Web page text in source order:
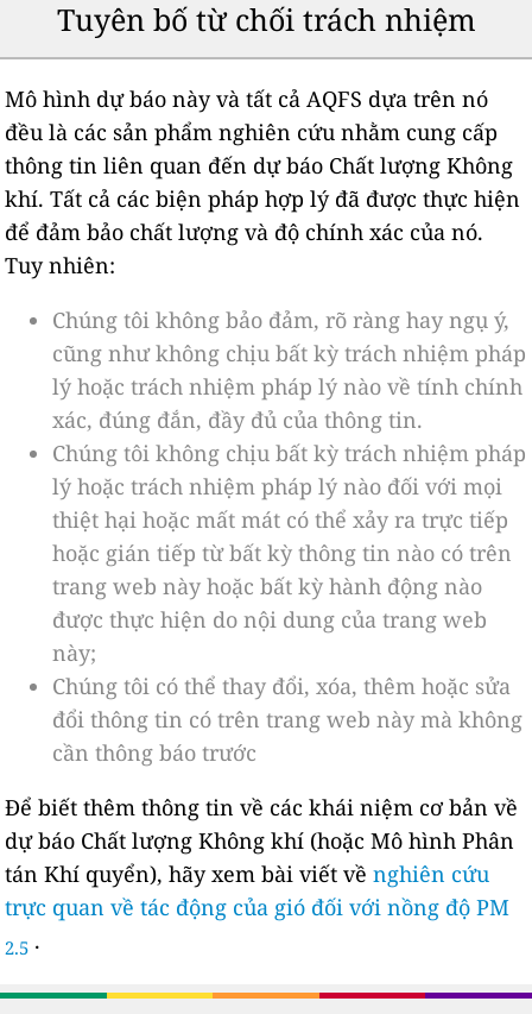
Tuyên bố từ chối trách nhiệm
Mô hình dự báo này và tất cả AQFS dựa trên nó
đều là các sản phẩm nghiên cứu nhằm cung cấp
thông tin liên quan đến dự báo Chất lượng Không
khí. Tất cả các biện pháp hợp lý đã được thực hiện
để đảm bảo chất lượng và độ chính xác của nó.
Tuy nhiên:
Chúng tôi không bảo đảm, rõ ràng hay ngụ ý,
cũng như không chịu bất kỳ trách nhiệm pháp
lý hoặc trách nhiệm pháp lý nào về tính chính
xác, đúng đắn, đầy đủ của thông tin.
Chúng tôi không chịu bất kỳ trách nhiệm pháp
lý hoặc trách nhiệm pháp lý nào đối với mọi
thiệt hại hoặc mất mát có thể xảy ra trực tiếp
hoặc gián tiếp từ bất kỳ thông tin nào có trên
trang web này hoặc bất kỳ hành động nào
được thực hiện do nội dung của trang web
này;
Chúng tôi có thể thay đổi, xóa, thêm hoặc sửa
đổi thông tin có trên trang web này mà không
cần thông báo trước
Để biết thêm thông tin về các khái niệm cơ bản về
dự báo Chất lượng Không khí (hoặc Mô hình Phân
tán Khí quyển), hãy xem bài viết vềnghiên cứu
trực quan về tác động của gió đối với nồng độ PM
2.5 .